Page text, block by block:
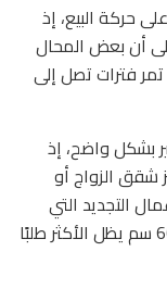
حركة البيع، إذ
أن بعض المحال
فترات تصل إلى
بشكل واضح، إذ
شقق الزواج أو
التجديد التي
كانت منتشرة سابقًا، مضيفًا أن مقاس 60×60 سم يظل الأكثر طلبًا